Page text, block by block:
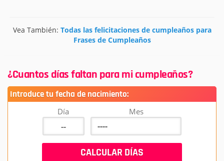
Vea También: Todas las felicitaciones de cumpleaños para
Frases de Cumpleaños
¿Cuantos días faltan para mi cumpleaños?
Introduce tu fecha de nacimiento:
Día Mes